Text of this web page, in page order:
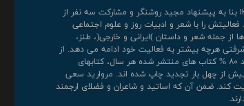
انتشارات مروارید در سال ۱۳۴۰ بنا به پیشنهاد مجید روشنگر و مشارکت سه نفر از
را با شعر و ادبیات روز و علوم اجتماعی
از جمله شعر و داستان )ایرانی و خارجی(، طنز،
هرچه بیشتر به فعالیت خود ادامه می دهد. از
افتخارات مروارید آن که حدود ۸۰ % کتاب های منتشر شده هر سال، کتابهای
چاپ است که از ۲ تا بیش از چهل بار تجدید چاپ شده اند. مروارید سعی
کند. ضمن آن که اساتید و شاعران و فضلای ارجمند